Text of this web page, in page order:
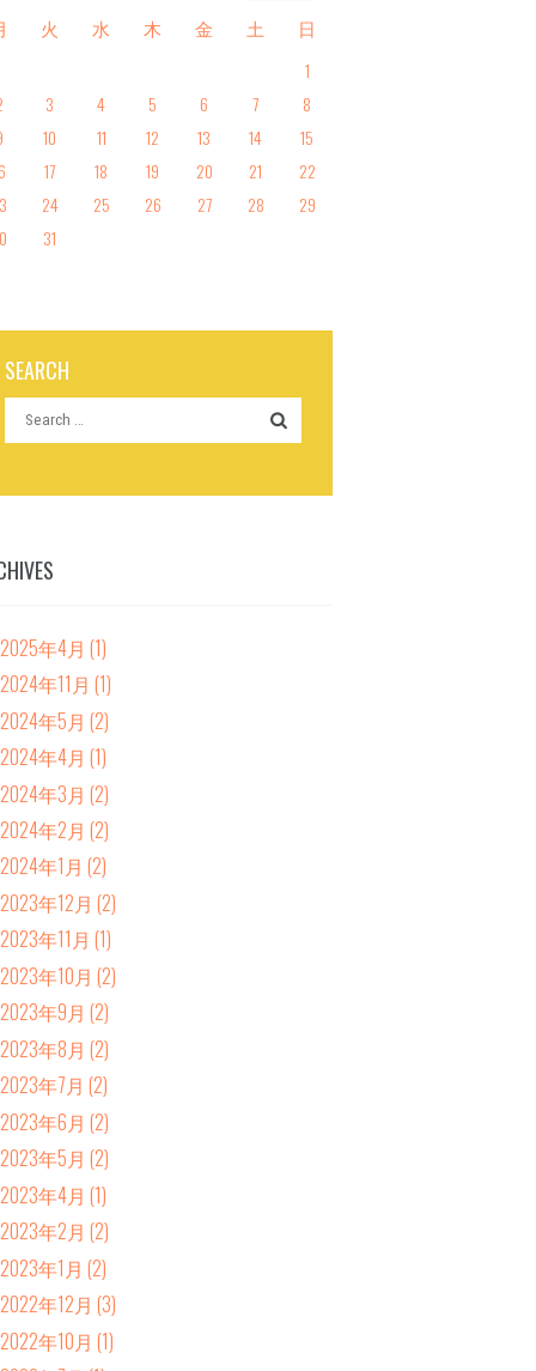
火 水 木 金 土 日
1
3 4 5 6 7
8
10 11 12 13 14
15
17 18 19 20 21
22
24 25 26 27 28
29
31
SEARCH
2025年4月 (1)
2024年11月 (1)
2024年5月 (2)
2024年4月 (1)
2024年3月 (2)
2024年2月 (2)
2024年1月 (2)
2023年12月 (2)
2023年11月 (1)
2023年10月 (2)
2023年9月 (2)
2023年8月 (2)
2023年7月 (2)
2023年6月 (2)
2023年5月 (2)
2023年4月 (1)
2023年2月 (2)
2023年1月 (2)
2022年12月 (3)
2022年10月 (1)